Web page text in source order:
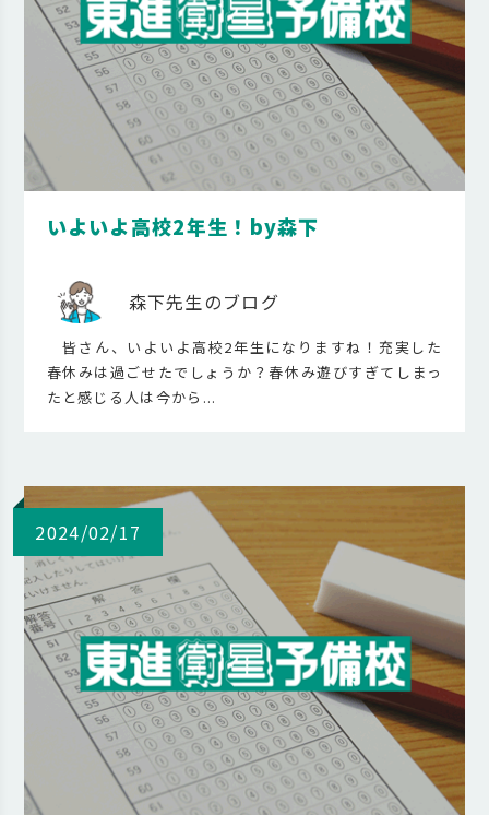
いよいよ高校2年生！by森下
森下先生のブログ
皆さん、いよいよ高校2年生になりますね！充実した
春休みは過ごせたでしょうか？春休み遊びすぎてしまっ
たと感じる人は今から...
2024/02/17